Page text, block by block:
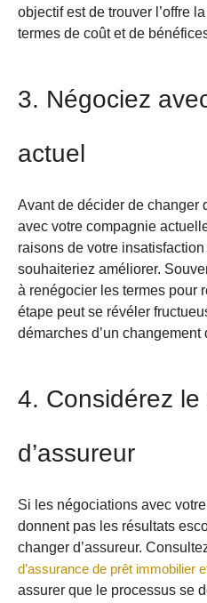
objectif est de trouver l’offre
termes de coût et de
3. Négociez
actuel
Avant de décider de changer
avec votre compagnie
raisons de votre
souhaiteriez améliorer.
à renégocier les termes pour
étape peut se révéler
démarches d’un changement
4. Considérez
d’assureur
Si les négociations avec
donnent pas les résultats
changer d’assureur.
d’assurance de prêt immobilier
assurer que le processus se